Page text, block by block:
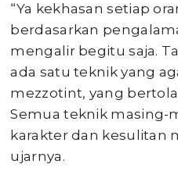
“Ya kekhasan setiap
berdasarkan
mengalir begitu saja.
ada satu teknik yang
mezzotint, yang
Semua teknik masing-
karakter dan kesulitan
ujarnya.